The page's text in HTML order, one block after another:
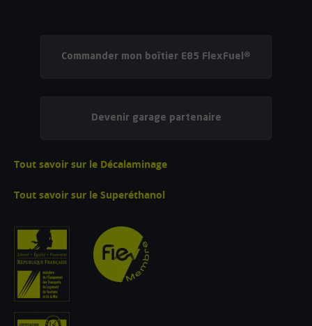
Commander mon boîtier E85 FlexFuel®
Devenir garage partenaire
Tout savoir sur le Décalaminage
Tout savoir sur le Superéthanol